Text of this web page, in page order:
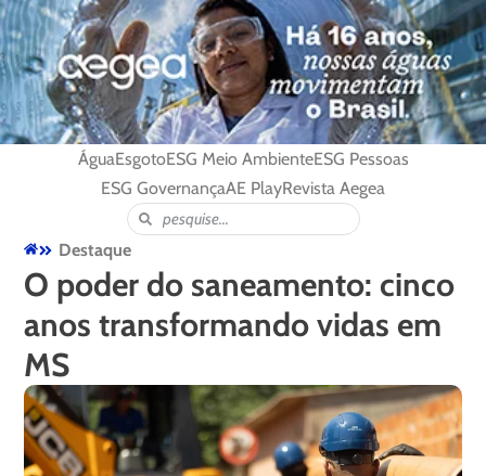
ÁguaEsgotoESG Meio AmbienteESG Pessoas
ESG GovernançaAE PlayRevista Aegea
Destaque
O poder do saneamento: cinco
anos transformando vidas em
MS